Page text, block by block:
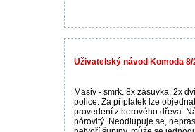
Uživatelský návod Komoda 8/
Masiv - smrk. 8x zásuvka, 2x
police. Za příplatek lze objednat
provedení z borového dřeva.
pórovitý. Neodlupuje se,